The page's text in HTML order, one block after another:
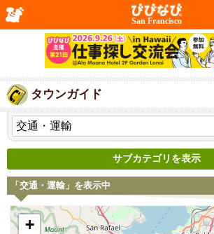
San Francisco
タウンガイド
サブカテゴリを表示
「交通・運輸」を表示中
+